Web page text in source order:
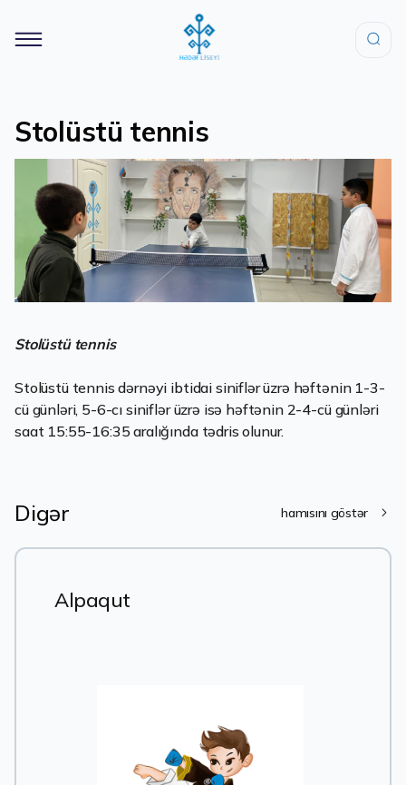
Stolüstü tennis
Stolüstü tennis
Stolüstü tennis dərnəyi ibtidai siniflər üzrə həftənin 1-3-
cü günləri, 5-6-cı siniflər üzrə isə həftənin 2-4-cü günləri
saat 15:55-16:35 aralığında tədris olunur.
Digər hamısını göstər
Alpaqut